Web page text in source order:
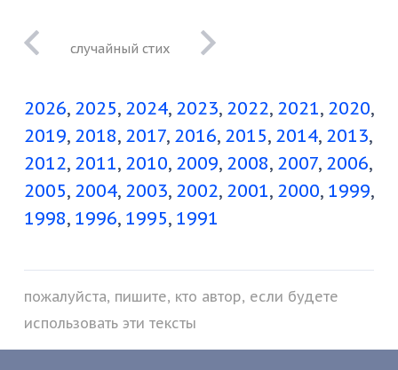
2026 2025 2024 2023 2022 2021 2020
2019 2018 2017 2016 2015 2014 2013
2012 2011 2010 2009 2008 2007 2006
2005 2004 2003 2002 2001 2000 1999
1998 1996 1995 1991
пожалуйста, пишите, кто автор, если будете
использовать эти тексты